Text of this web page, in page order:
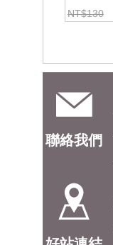
NT$130
聯絡我們